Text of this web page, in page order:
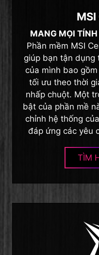
MSI
MANG MỌI
Phần mềm MSI
giúp bạn tận dụng
của mình bao
tối ưu theo thời
nhấp chuột. Một
bật của phần mề
chỉnh hệ thống
đáp ứng các yêu
TÌM